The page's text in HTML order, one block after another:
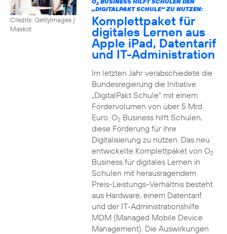
Credits: GettyImages /
Maskot
2
„DIGITALPAKT SCHULE“ ZU NUTZEN:
Komplettpaket für
digitales Lernen aus
Apple iPad, Datentarif
und IT-Administration
Im letzten Jahr verabschiedete die
Bundesregierung die Initiative
„DigitalPakt Schule“ mit einem
Fördervolumen von über 5 Mrd.
Euro. O2Business hilft Schulen,
diese Förderung für ihre
Digitalisierung zu nutzen. Das neu
entwickelte Komplettpaket von O2
Business für digitales Lernen in
Schulen mit herausragendem
Preis-Leistungs-Verhältnis besteht
aus Hardware, einem Datentarif
und der IT-Administrationshilfe
MDM (Managed Mobile Device
Management). Die Auswirkungen